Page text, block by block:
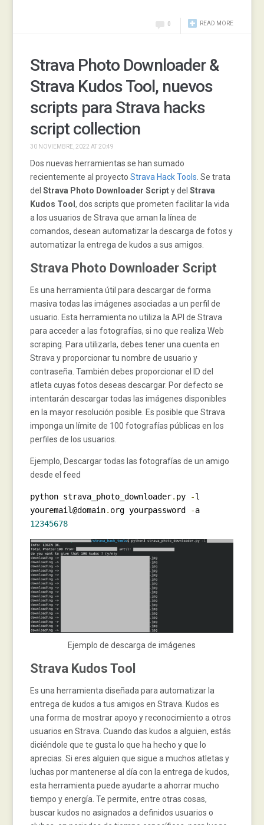
READ MORE
0
Strava Photo Downloader &
Strava Kudos Tool, nuevos
scripts para Strava hacks
script collection
30 NOVIEMBRE, 2022 AT 20:49
Dos nuevas herramientas se han sumado
recientemente al proyectoStrava Hack Tools . Se trata
delStrava Photo Downloader Scripty delStrava
Kudos Tool, dos scripts que prometen facilitar la vida
a los usuarios de Strava que aman la línea de
comandos, desean automatizar la descarga de fotos y
automatizar la entrega de kudos a sus amigos.
Strava Photo Downloader Script
Es una herramienta útil para descargar de forma
masiva todas las imágenes asociadas a un perfil de
usuario. Esta herramienta no utiliza la API de Strava
para acceder a las fotografías, si no que realiza Web
scraping. Para utilizarla, debes tener una cuenta en
Strava y proporcionar tu nombre de usuario y
contraseña. También debes proporcionar el ID del
atleta cuyas fotos deseas descargar. Por defecto se
intentarán descargar todas las imágenes disponibles
en la mayor resolución posible. Es posible que Strava
imponga un límite de 100 fotografías públicas en los
perfiles de los usuarios.
Ejemplo, Descargar todas las fotografías de un amigo
desde el feed
python strava_photo_downloader. py -l
youremail@domain. org yourpassword -
12345678
Ejemplo de descarga de imágenes
Strava Kudos Tool
Es una herramienta diseñada para automatizar la
entrega de kudos a tus amigos en Strava. Kudos es
una forma de mostrar apoyo y reconocimiento a otros
usuarios en Strava. Cuando das kudos a alguien, estás
diciéndole que te gusta lo que ha hecho y que lo
aprecias. Si eres alguien que sigue a muchos atletas y
luchas por mantenerse al día con la entrega de kudos,
esta herramienta puede ayudarte a ahorrar mucho
tiempo y energía. Te permite, entre otras cosas,
buscar kudos no asignados a definidos usuarios o